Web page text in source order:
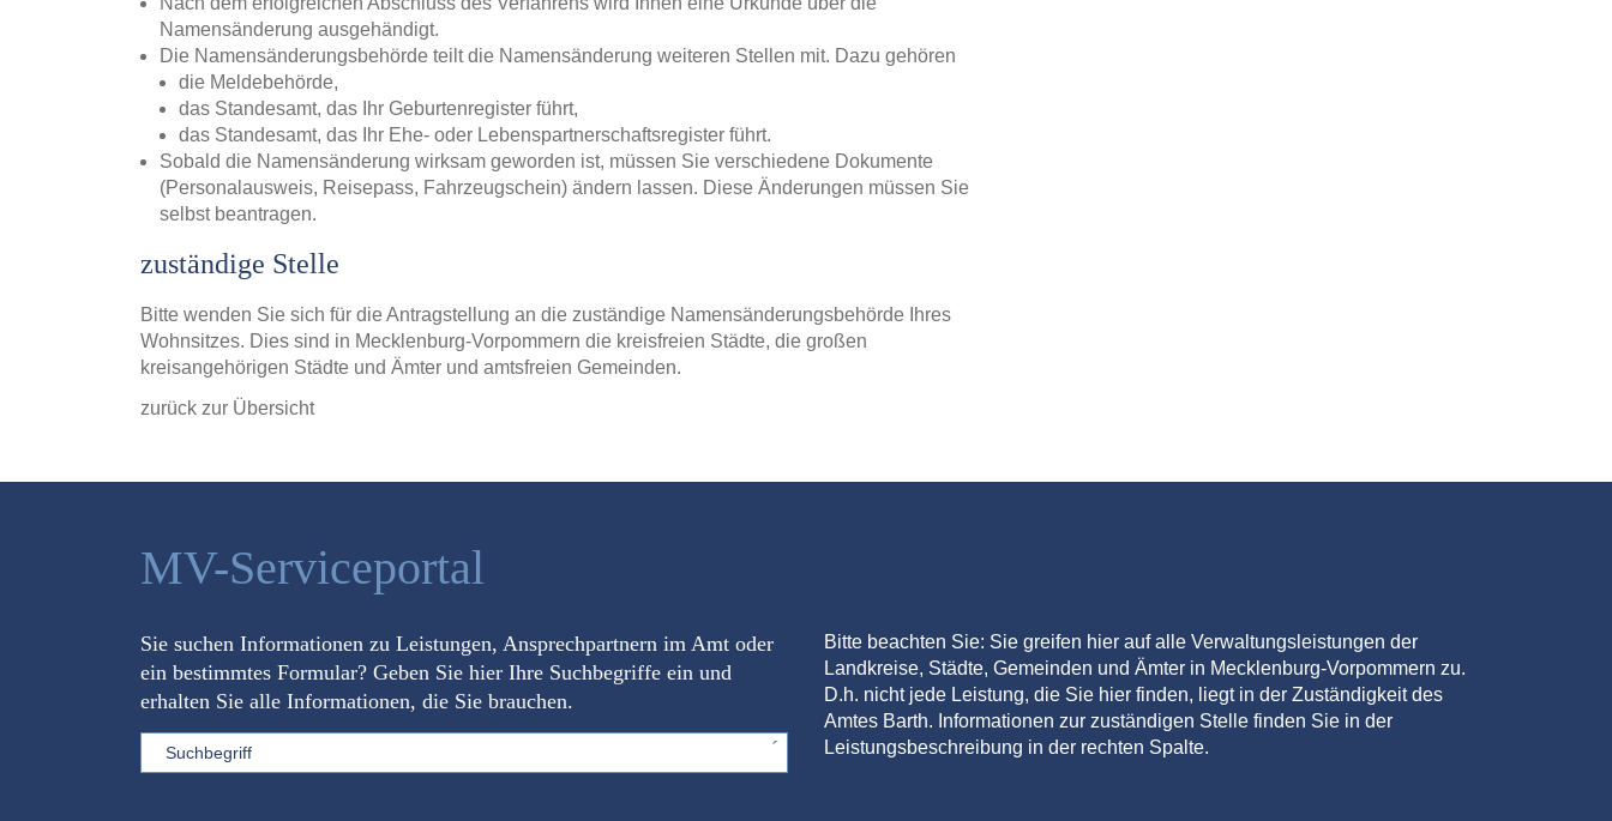
Namensänderung ausgehändigt.
Die Namensänderungsbehörde teilt die Namensänderung weiteren Stellen mit. Dazu gehören
die Meldebehörde,
das Standesamt, das Ihr Geburtenregister führt,
das Standesamt, das Ihr Ehe- oder Lebenspartnerschaftsregister führt.
Sobald die Namensänderung wirksam geworden ist, müssen Sie verschiedene Dokumente
(Personalausweis, Reisepass, Fahrzeugschein) ändern lassen. Diese Änderungen müssen Sie
selbst beantragen.
zuständige Stelle
Bitte wenden Sie sich für die Antragstellung an die zuständige Namensänderungsbehörde Ihres
Wohnsitzes. Dies sind in Mecklenburg-Vorpommern die kreisfreien Städte, die großen
kreisangehörigen Städte und Ämter und amtsfreien Gemeinden.
zurück zur Übersicht
MV-Serviceportal
Sie suchen Informationen zu Leistungen, Ansprechpartnern im Amt oder
ein bestimmtes Formular? Geben Sie hier Ihre Suchbegriffe ein und
erhalten Sie alle Informationen, die Sie brauchen.
Sword
Bitte beachten Sie: Sie greifen hier auf alle Verwaltungsleistungen der
Landkreise, Städte, Gemeinden und Ämter in Mecklenburg-Vorpommern zu.
D.h. nicht jede Leistung, die Sie hier finden, liegt in der Zuständigkeit des
Amtes Barth. Informationen zur zuständigen Stelle finden Sie in der
Leistungsbeschreibung in der rechten Spalte.